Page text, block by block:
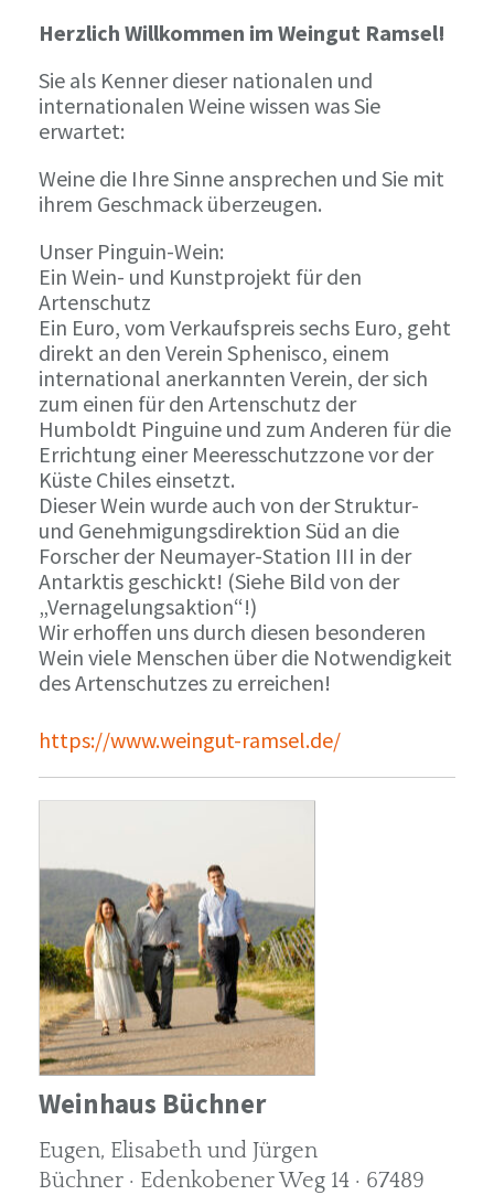
Herzlich Willkommen im Weingut Ramsel!
Sie als Kenner dieser nationalen und
internationalen Weine wissen was Sie
erwartet:
Weine die Ihre Sinne ansprechen und Sie mit
ihrem Geschmack überzeugen.
Unser Pinguin-Wein:
Ein Wein- und Kunstprojekt für den
Artenschutz
Ein Euro, vom Verkaufspreis sechs Euro, geht
direkt an den Verein Sphenisco, einem
international anerkannten Verein, der sich
zum einen für den Artenschutz der
Humboldt Pinguine und zum Anderen für die
Errichtung einer Meeresschutzzone vor der
Küste Chiles einsetzt.
Dieser Wein wurde auch von der Struktur-
und Genehmigungsdirektion Süd an die
Forscher der Neumayer-Station III in der
Antarktis geschickt! (Siehe Bild von der
„Vernagelungsaktion“!)
Wir erhoffen uns durch diesen besonderen
Wein viele Menschen über die Notwendigkeit
des Artenschutzes zu erreichen!
https://www.weingut-ramsel.de/
Weinhaus Büchner
Eugen, Elisabeth und Jürgen
Büchner · Edenkobener Weg 14 · 67489